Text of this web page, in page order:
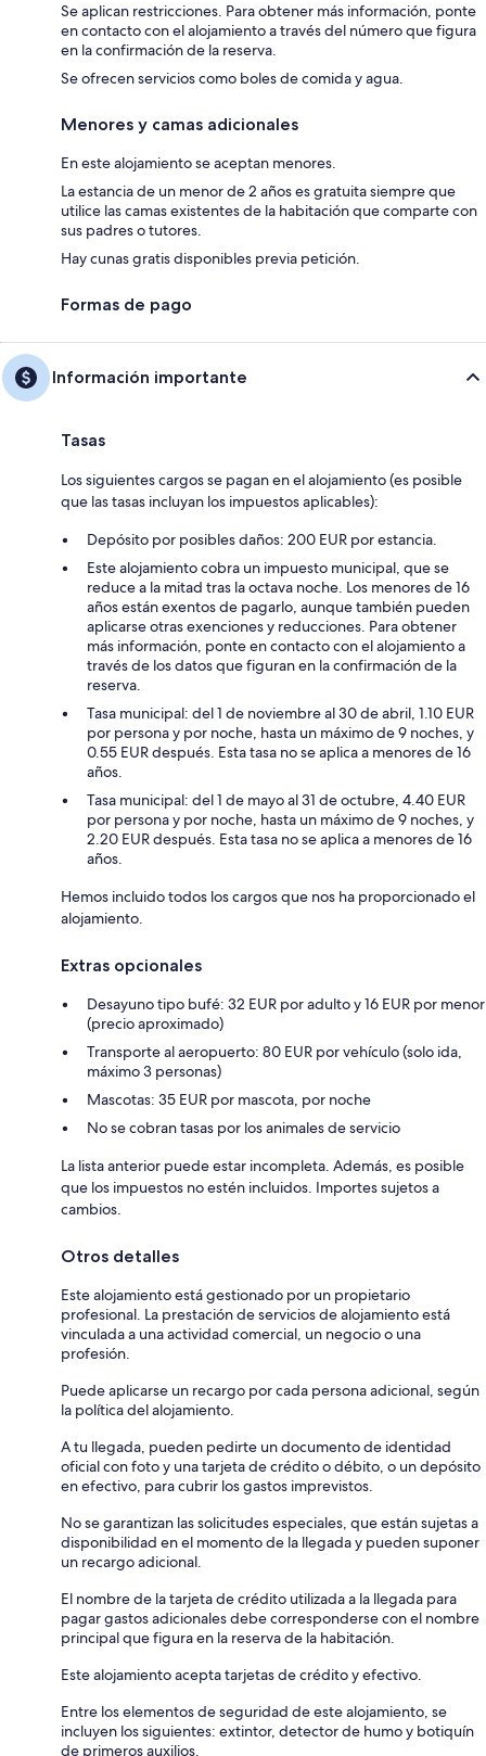
Se aplican restricciones. Para obtener más información, ponte
en contacto con el alojamiento a través del número que figura
en la confirmación de la reserva.
Se ofrecen servicios como boles de comida y agua.
Menores y camas adicionales
En este alojamiento se aceptan menores.
La estancia de un menor de 2 años es gratuita siempre que
utilice las camas existentes de la habitación que comparte con
sus padres o tutores.
Hay cunas gratis disponibles previa petición.
Formas de pago
Información importante
Tasas
Los siguientes cargos se pagan en el alojamiento (es posible
que las tasas incluyan los impuestos aplicables):
Depósito por posibles daños: 200 EUR por estancia.
Este alojamiento cobra un impuesto municipal, que se
reduce a la mitad tras la octava noche. Los menores de 16
años están exentos de pagarlo, aunque también pueden
aplicarse otras exenciones y reducciones. Para obtener
más información, ponte en contacto con el alojamiento a
través de los datos que figuran en la confirmación de la
reserva.
Tasa municipal: del 1 de noviembre al 30 de abril, 1.10 EUR
por persona y por noche, hasta un máximo de 9 noches, y
0.55 EUR después. Esta tasa no se aplica a menores de 16
años.
Tasa municipal: del 1 de mayo al 31 de octubre, 4.40 EUR
por persona y por noche, hasta un máximo de 9 noches, y
2.20 EUR después. Esta tasa no se aplica a menores de 16
años.
Hemos incluido todos los cargos que nos ha proporcionado el
alojamiento.
Extras opcionales
Desayuno tipo bufé: 32 EUR por adulto y 16 EUR por menor
(precio aproximado)
Transporte al aeropuerto: 80 EUR por vehículo (solo ida,
máximo 3 personas)
Mascotas: 35 EUR por mascota, por noche
No se cobran tasas por los animales de servicio
La lista anterior puede estar incompleta. Además, es posible
que los impuestos no estén incluidos. Importes sujetos a
cambios.
Otros detalles
Este alojamiento está gestionado por un propietario
profesional. La prestación de servicios de alojamiento está
vinculada a una actividad comercial, un negocio o una
profesión.
Puede aplicarse un recargo por cada persona adicional, según
la política del alojamiento.
A tu llegada, pueden pedirte un documento de identidad
oficial con foto y una tarjeta de crédito o débito, o un depósito
en efectivo, para cubrir los gastos imprevistos.
No se garantizan las solicitudes especiales, que están sujetas a
disponibilidad en el momento de la llegada y pueden suponer
un recargo adicional.
El nombre de la tarjeta de crédito utilizada a la llegada para
pagar gastos adicionales debe corresponderse con el nombre
principal que figura en la reserva de la habitación.
Este alojamiento acepta tarjetas de crédito y efectivo.
Entre los elementos de seguridad de este alojamiento, se
incluyen los siguientes: extintor, detector de humo y botiquín
de primeros auxilios.